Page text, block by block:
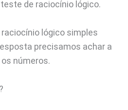
de raciocínio lógico.
lógico simples
precisamos achar a
números.